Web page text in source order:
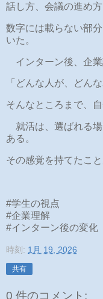
話し方、会議の進め
数字には載らない部
いた。
インターン後、企業
「どんな人が、どん
そんなところまで、
就活は、選ばれる場
ある。
その感覚を持てたこ
#学生の視点
#企業理解
#インターン後の変化
時刻: 1月 19, 2026
共有
0 件のコメント: